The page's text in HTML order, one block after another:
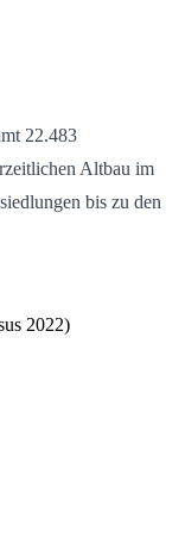
22.483
Altbau im
bis zu den
2022)